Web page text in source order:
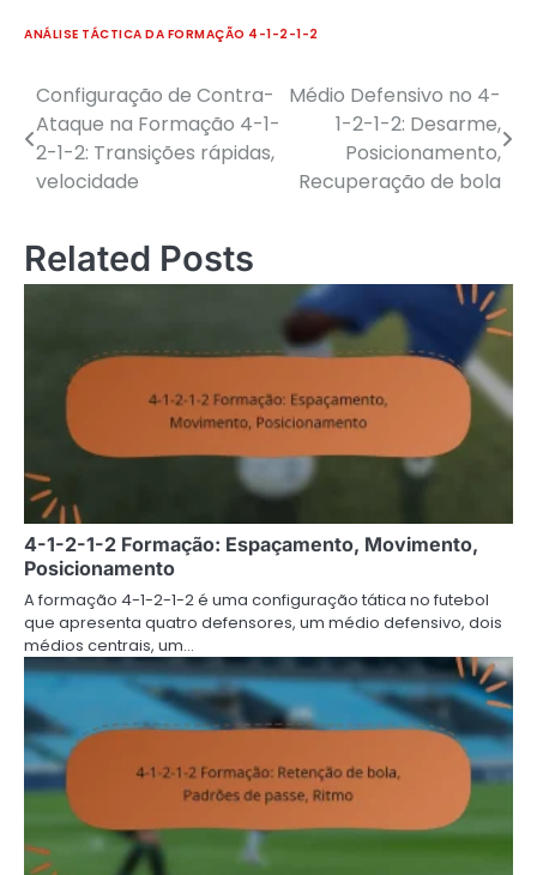
ANÁLISE TÁCTICA DA FORMAÇÃO 4-1-2-1-2
Post
navigation
Configuração de Contra-
Ataque na Formação 4-1-
2-1-2: Transições rápidas,
velocidade
Médio Defensivo no 4-
1-2-1-2: Desarme,
Posicionamento,
Recuperação de bola
Related Posts
4-1-2-1-2 Formação: Espaçamento, Movimento,
Posicionamento
A formação 4-1-2-1-2 é uma configuração tática no futebol
que apresenta quatro defensores, um médio defensivo, dois
médios centrais, um…